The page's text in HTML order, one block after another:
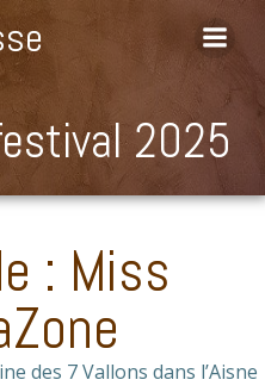
2025
: Miss
des 7 Vallons dans l’Aisne